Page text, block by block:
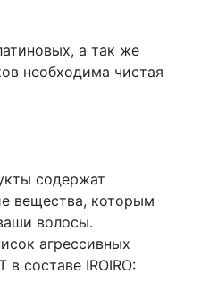
а так же
необходима чистая
содержат
вещества, которым
волосы.
агрессивных
составе IROIRO: